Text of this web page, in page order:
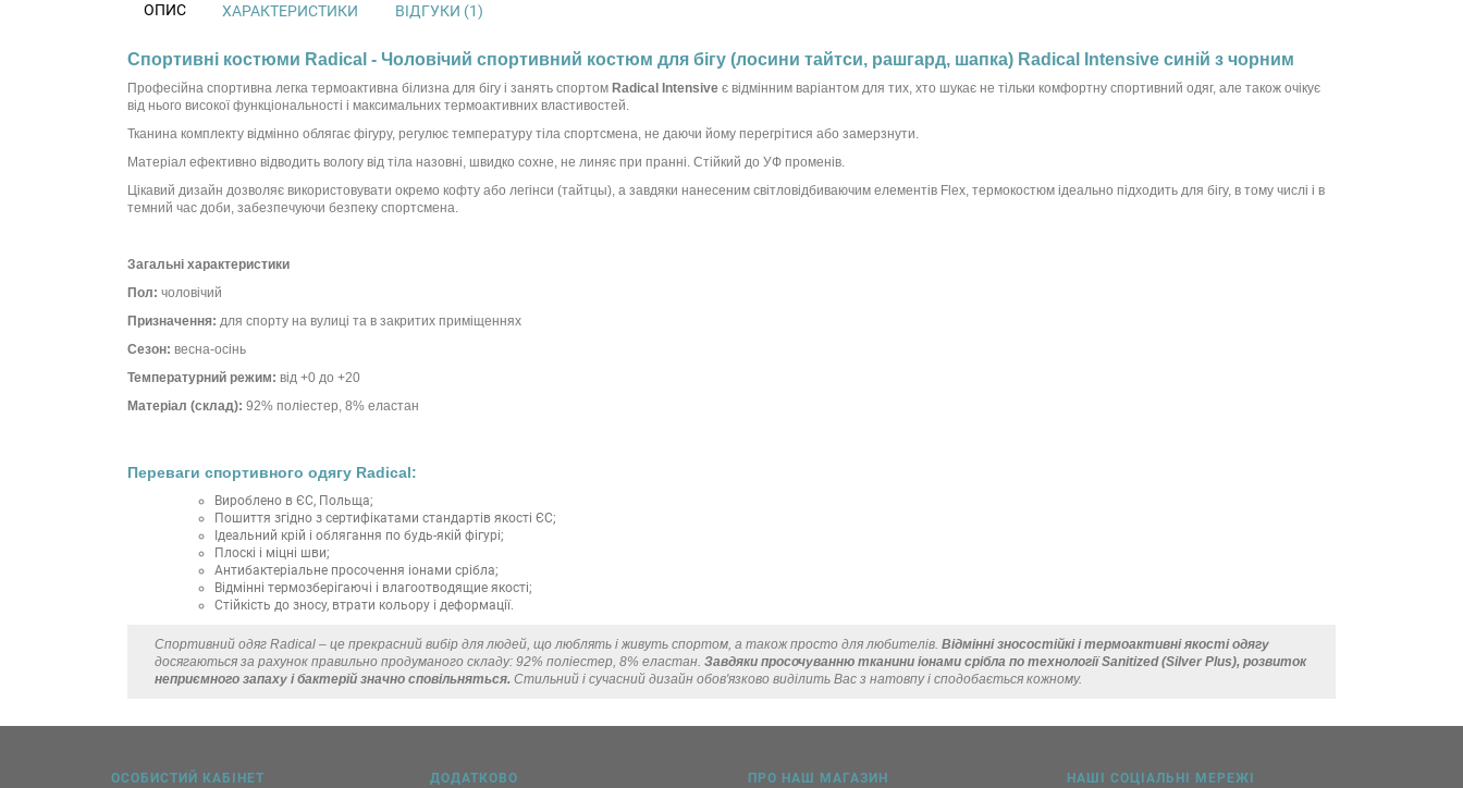
ОПИС ХАРАКТЕРИСТИКИ ВІДГУКИ (1)
Спортивні костюми Radical - Чоловічий спортивний костюм для бігу (лосини тайтси, рашгард, шапка) Radical Intensive синій з чорним
Професійна спортивна легка термоактивна білизна для бігу і занять спортом Radical Intensive є відмінним варіантом для тих, хто шукає не тільки комфортну спортивний одяг, але також очікує
від нього високої функціональності і максимальних термоактивних властивостей.
Тканина комплекту відмінно облягає фігуру, регулює температуру тіла спортсмена, не даючи йому перегрітися або замерзнути.
Матеріал ефективно відводить вологу від тіла назовні, швидко сохне, не линяє при пранні. Стійкий до УФ променів.
Цікавий дизайн дозволяє використовувати окремо кофту або легінси (тайтцы), а завдяки нанесеним світловідбиваючим елементів Flex, термокостюм ідеально підходить для бігу, в тому числі і в
темний час доби, забезпечуючи безпеку спортсмена.
Загальні характеристики
Пол: чоловічий
Призначення: для спорту на вулиці та в закритих приміщеннях
Сезон: весна-осінь
Температурний режим: від +0 до +20
Матеріал (склад): 92% поліестер, 8% еластан
Переваги спортивного одягу Radical:
Вироблено в ЄС, Польща;
Пошиття згідно з сертифікатами стандартів якості ЄС;
Ідеальний крій і облягання по будь-якій фігурі;
Плоскі і міцні шви;
Антибактеріальне просочення іонами срібла;
Відмінні термозберігаючі і влагоотводящие якості;
Стійкість до зносу, втрати кольору і деформації.
Спортивний одяг Radical – це прекрасний вибір для людей, що люблять і живуть спортом, а також просто для любителів. Відмінні зносостійкі і термоактивні якості одягу
досягаються за рахунок правильно продуманого складу: 92% поліестер, 8% еластан. Завдяки просочуванню тканини іонами срібла по технології Sanitized (Silver Plus), розвиток
неприємного запаху і бактерій значно сповільняться. Стильний і сучасний дизайн обов'язково виділить Вас з натовпу і сподобається кожному.
ОСОБИСТИЙ КАБІНЕТ ДОДАТКОВО ПРО НАШ МАГАЗИН НАШІ СОЦІАЛЬНІ МЕРЕЖІ